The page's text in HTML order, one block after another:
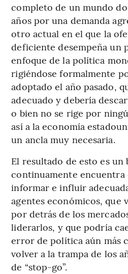
completo de un mundo
años por una demanda
otro actual en el que la
deficiente desempeña un
enfoque de la política
rigiéndose formalmente
adoptado el año pasado,
adecuado y debería
o bien no se rige por
así a la economía
un ancla muy necesaria.
El resultado de esto es un
continuamente
informar e influir
agentes económicos, que
por detrás de los
liderarlos, y que podría
error de política aún más
volver a la trampa de los
de “stop-go”.